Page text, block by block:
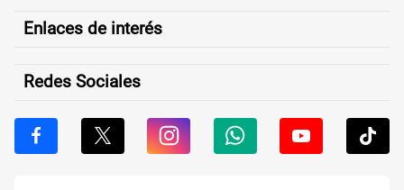
Enlaces de interés
Redes Sociales